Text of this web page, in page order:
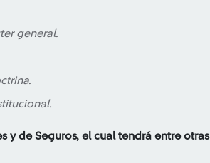
general.
y de Seguros, el cual tendrá entre otras